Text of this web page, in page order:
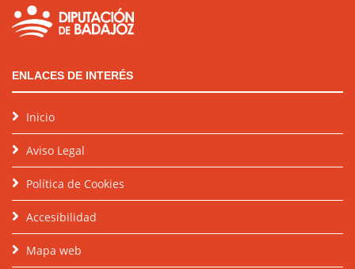
ENLACES DE INTERÉS
Inicio
Aviso Legal
Política de Cookies
Accesibilidad
Mapa web